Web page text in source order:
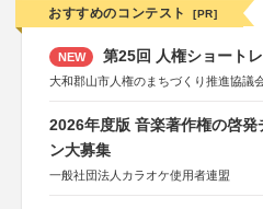
おすすめのコンテスト [PR]
NEW 第25回 人権ショート
大和郡山市人権のまちづくり推進協議
2026年度版 音楽著作権の啓発
ン大募集
一般社団法人カラオケ使用者連盟